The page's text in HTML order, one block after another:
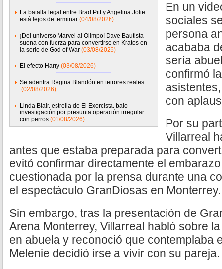
La batalla legal entre Brad Pitt y Angelina Jolie
está lejos de terminar (04/08/2026)
¡Del universo Marvel al Olimpo! Dave Bautista
suena con fuerza para convertirse en Kratos en
la serie de God of War (03/08/2026)
El efecto Harry (03/08/2026)
Se adentra Regina Blandón en terrores reales
(02/08/2026)
Linda Blair, estrella de El Exorcista, bajo
investigación por presunta operación irregular
con perros (01/08/2026)
En un
sociales
persona
acababa
sería
confirmó
con
Por su
Villarreal
antes que estaba preparada para
evitó confirmar directamente el
cuestionada por la prensa durante una
el espectáculo GranDiosas en Monterrey.
Sin embargo, tras la presentación de
Arena Monterrey, Villarreal habló sobre
en abuela y reconoció que contemplaba
Melenie decidió irse a vivir con su pareja.